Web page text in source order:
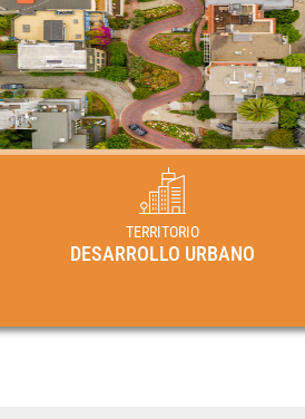
TERRITORIO
DESARROLLO URBANO
DESARROLLO
Planes, programas y marcos
desarrollo urbano en los países de
Latina y el